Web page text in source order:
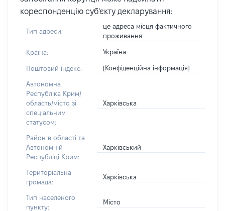
кореспонденцію суб'єкту декларування:
Тип адреси:
це адреса місця фактичного
проживання
Країна: Україна
Поштовий індекс: [Конфіденційна інформація]
Автономна
Республіка Крим/
область/місто зі
спеціальним
статусом:
Харківська
Район в області та
Автономній
Республіці Крим:
Харківський
Територіальна
громада:
Харківська
Тип населеного
пункту:
Місто